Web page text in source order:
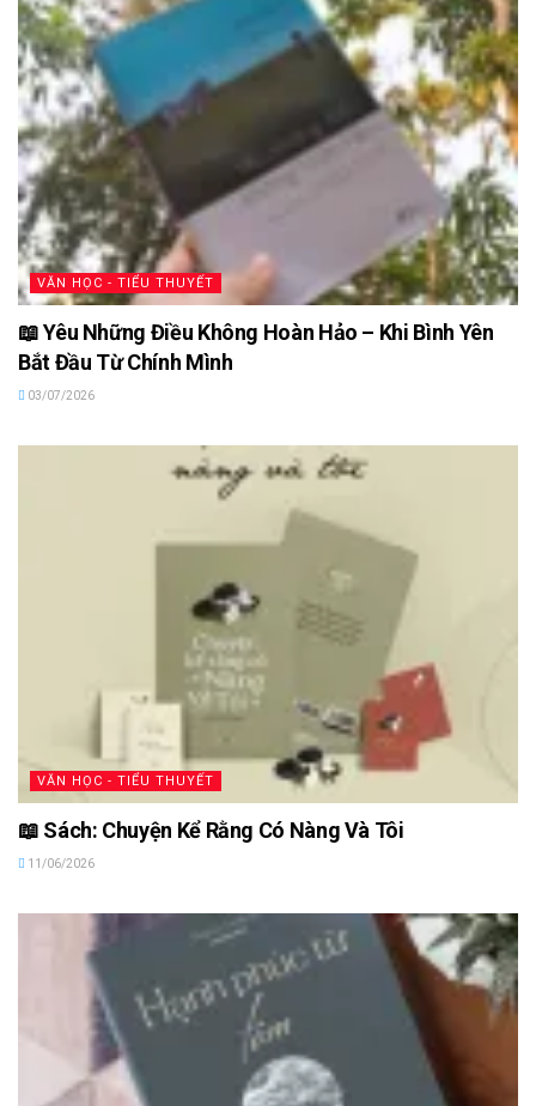
VĂN HỌC - TIỂU THUYẾT
📖 Yêu Những Điều Không Hoàn Hảo – Khi Bình Yên
Bắt Đầu Từ Chính Mình
03/07/2026
VĂN HỌC - TIỂU THUYẾT
📖 Sách: Chuyện Kể Rằng Có Nàng Và Tôi
11/06/2026